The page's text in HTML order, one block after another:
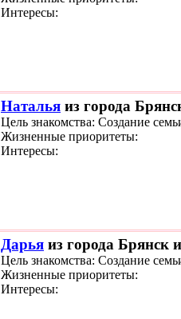
Интересы:
Наталья из города
Цель знакомства: Создание
Жизненные приоритеты:
Интересы:
Дарья из города Брянск
Цель знакомства: Создание
Жизненные приоритеты:
Интересы: